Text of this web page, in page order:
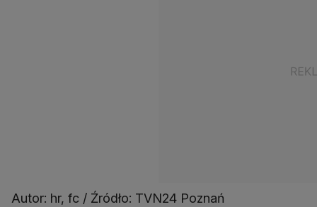
Autor: hr, fc / Źródło: TVN24 Poznań